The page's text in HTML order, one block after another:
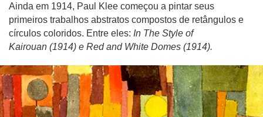
Ainda em 1914, Paul Klee começou a pintar seus
primeiros trabalhos abstratos compostos de retângulos e
círculos coloridos. Entre eles: In The Style of
Kairouan (1914) e Red and White Domes (1914).